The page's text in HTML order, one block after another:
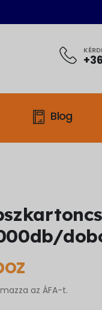
Blog
az ÁFA-t.